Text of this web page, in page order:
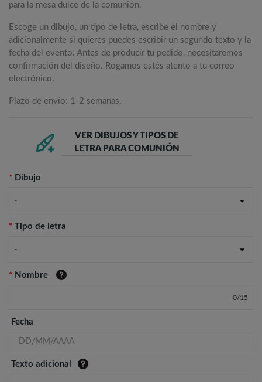
para la mesa dulce de la comunión.
Escoge un dibujo, un tipo de letra, escribe el nombre y
adicionalmente si quieres puedes escribir un segundo texto y la
fecha del evento. Antes de producir tu pedido, necesitaremos
confirmación del diseño. Rogamos estés atento a tu correo
electrónico.
Plazo de envío: 1-2 semanas.
VER DIBUJOS Y TIPOS DE
LETRA PARA COMUNIÓN
* Dibujo
-
* Tipo de letra
-
* Nombre
0/15
Fecha
Texto adicional